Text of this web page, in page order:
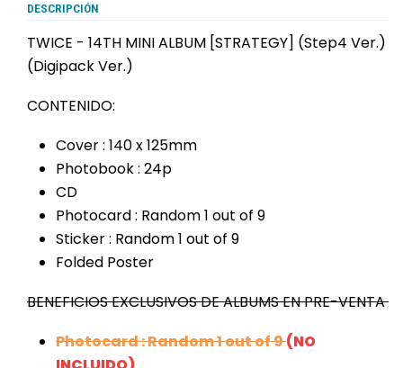
DESCRIPCIÓN
TWICE - 14TH MINI ALBUM [STRATEGY] (Step4 Ver.)
(Digipack Ver.)
CONTENIDO:
Cover : 140 x 125mm
Photobook : 24p
CD
Photocard : Random 1 out of 9
Sticker : Random 1 out of 9
Folded Poster
BENEFICIOS EXCLUSIVOS DE ALBUMS EN PRE-VENTA
Photocard : Random 1 out of 9(NO